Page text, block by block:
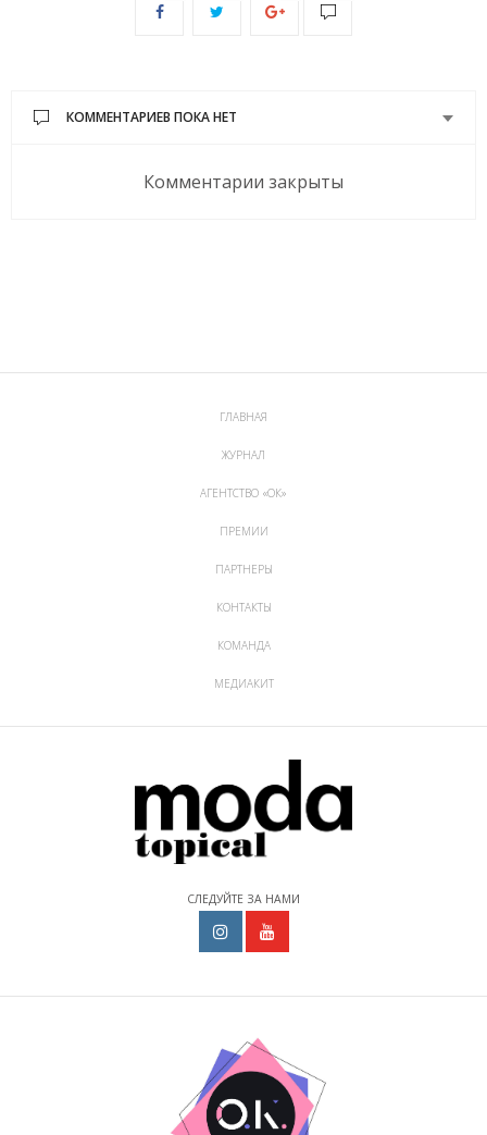
КОММЕНТАРИЕВ ПОКА НЕТ
Комментарии закрыты
ГЛАВНАЯ
ЖУРНАЛ
АГЕНТСТВО «ОК»
ПРЕМИИ
ПАРТНЕРЫ
КОНТАКТЫ
КОМАНДА
МЕДИАКИТ
СЛЕДУЙТЕ ЗА НАМИ